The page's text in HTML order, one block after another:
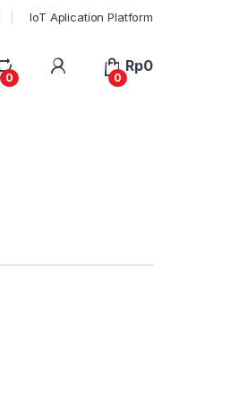
IoT Aplication Platform
0
My Account
0
Rp0